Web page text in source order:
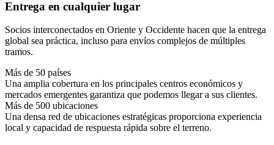
Entrega en cualquier lugar
Socios interconectados en Oriente y Occidente hacen que la entrega
global sea práctica, incluso para envíos complejos de múltiples
tramos.
Más de 50 países
Una amplia cobertura en los principales centros económicos y
mercados emergentes garantiza que podemos llegar a sus clientes.
Más de 500 ubicaciones
Una densa red de ubicaciones estratégicas proporciona experiencia
local y capacidad de respuesta rápida sobre el terreno.